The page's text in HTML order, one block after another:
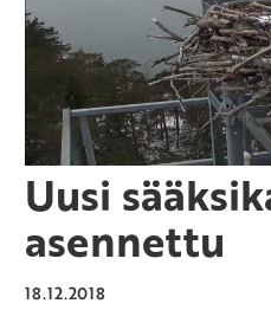
Uusi
asennettu
18.12.2018